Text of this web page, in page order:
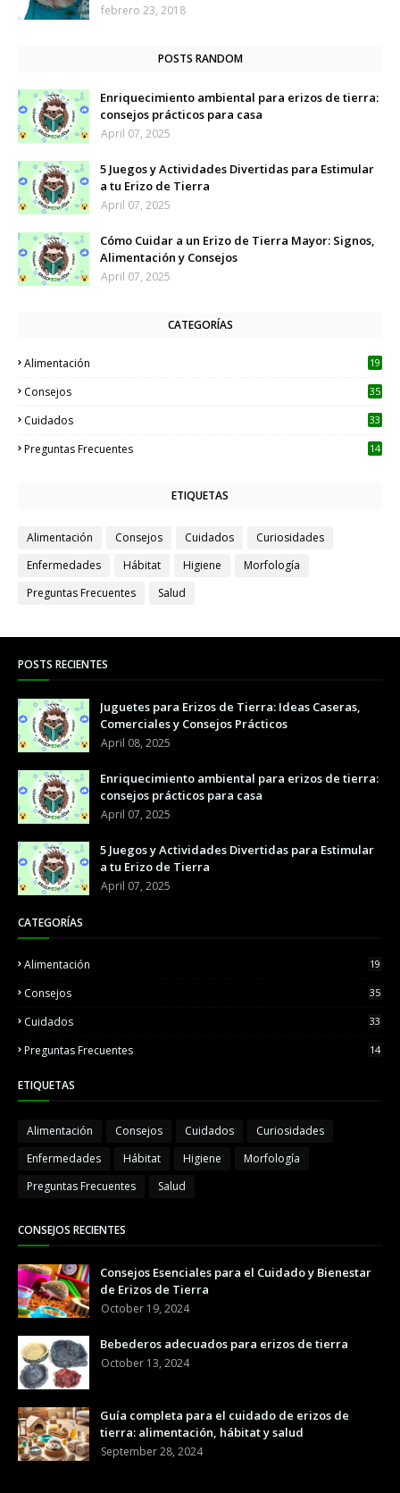
febrero 23, 2018
POSTS RANDOM
Enriquecimiento ambiental para erizos de tierra:
consejos prácticos para casa
April 07, 2025
5 Juegos y Actividades Divertidas para Estimular
a tu Erizo de Tierra
April 07, 2025
Cómo Cuidar a un Erizo de Tierra Mayor: Signos,
Alimentación y Consejos
April 07, 2025
CATEGORÍAS
Alimentación 19
Consejos 35
Cuidados 33
Preguntas Frecuentes 14
ETIQUETAS
Alimentación Consejos Cuidados
Curiosidades
Enfermedades
Hábitat Higiene
Morfología
Preguntas Frecuentes
Salud
POSTS RECIENTES
Juguetes para Erizos de Tierra: Ideas Caseras,
Comerciales y Consejos Prácticos
April 08, 2025
Enriquecimiento ambiental para erizos de tierra:
consejos prácticos para casa
April 07, 2025
5 Juegos y Actividades Divertidas para Estimular
a tu Erizo de Tierra
April 07, 2025
CATEGORÍAS
Alimentación 19
Consejos 35
Cuidados 33
Preguntas Frecuentes 14
ETIQUETAS
Alimentación Consejos Cuidados
Curiosidades
Enfermedades
Hábitat Higiene
Morfología
Preguntas Frecuentes
Salud
CONSEJOS RECIENTES
Consejos Esenciales para el Cuidado y Bienestar
de Erizos de Tierra
October 19, 2024
Bebederos adecuados para erizos de tierra
October 13, 2024
Guía completa para el cuidado de erizos de
tierra: alimentación, hábitat y salud
September 28, 2024